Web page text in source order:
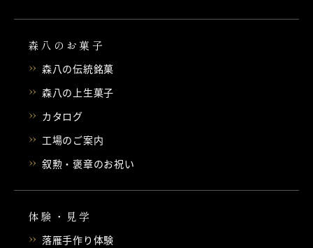
森八のお菓子
森八の伝統銘菓
森八の上生菓子
カタログ
工場のご案内
叙勲・褒章のお祝い
体験・見学
落雁手作り体験